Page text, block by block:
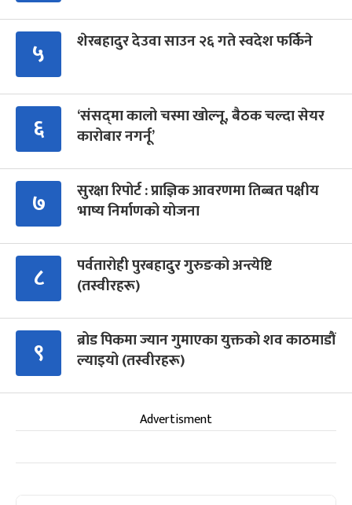
५ शेरबहादुर देउवा साउन २६ गते स्वदेश फर्किने
६
‘संसद्‍मा कालो चस्मा खोल्नू, बैठक चल्दा सेयर
कारोबार नगर्नू’
७
सुरक्षा रिपोर्ट : प्राज्ञिक आवरणमा तिब्बत पक्षीय
भाष्य निर्माणको योजना
८
पर्वतारोही पुरबहादुर गुरुङको अन्त्येष्टि
(तस्वीरहरू)
९
ब्रोड पिकमा ज्यान गुमाएका युक्तको शव काठमाडौं
ल्याइयो (तस्वीरहरू)
Advertisment